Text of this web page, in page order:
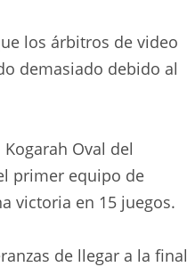
los árbitros de video
demasiado debido al
Oval del
primer equipo de
victoria en 15 juegos.
de llegar a la final